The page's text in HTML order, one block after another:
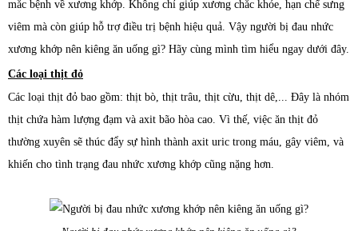
mắc bệnh về xương khớp. Không chỉ giúp xương chắc khỏe, hạn chế sưng
viêm mà còn giúp hỗ trợ điều trị bệnh hiệu quả. Vậy người bị đau nhức
xương khớp nên kiêng ăn uống gì? Hãy cùng mình tìm hiểu ngay dưới đây.
Các loại thịt đỏ
Các loại thịt đỏ bao gồm: thịt bò, thịt trâu, thịt cừu, thịt dê,... Đây là nhóm
thịt chứa hàm lượng đạm và axit bão hòa cao. Vì thế, việc ăn thịt đỏ
thường xuyên sẽ thúc đẩy sự hình thành axit uric trong máu, gây viêm, và
khiến cho tình trạng đau nhức xương khớp cũng nặng hơn.